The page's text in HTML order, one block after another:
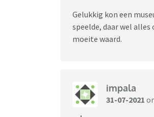
Gelukkig kon een
speelde, daar wel
moeite waard.
impala
31-07-2021